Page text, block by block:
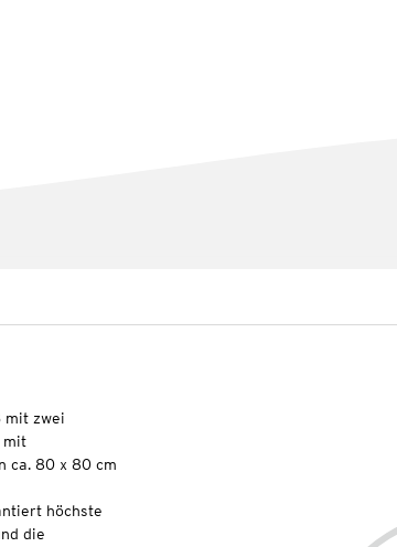
mit zwei
mit
ca. 80 x 80 cm
höchste
die